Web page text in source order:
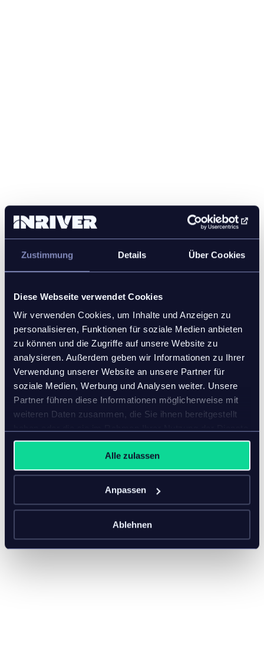
Zustimmung Details Über Cookies
Diese Webseite verwendet Cookies
Wir verwenden Cookies, um Inhalte und Anzeigen zu
personalisieren, Funktionen für soziale Medien anbieten
zu können und die Zugriffe auf unsere Website zu
analysieren. Außerdem geben wir Informationen zu Ihrer
Verwendung unserer Website an unsere Partner für
soziale Medien, Werbung und Analysen weiter. Unsere
Partner führen diese Informationen möglicherweise mit
weiteren Daten zusammen, die Sie ihnen bereitgestellt
gesammelt haben.
Alle zulassen
Anpassen
Ablehnen